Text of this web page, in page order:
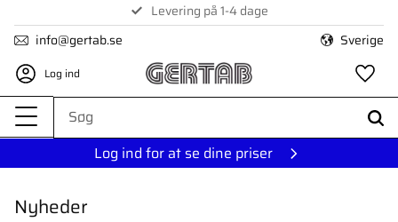
Menu
Levering på 1-4 dage
info@gertab.se
Sverige
Log ind
Log ind for at se dine priser
Nyheder